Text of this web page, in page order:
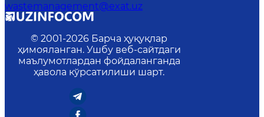
wastemanagement@exat.uz
© 2001-2026 Барча ҳуқуқлар
ҳимояланган. Ушбу веб-сайтдаги
маълумотлардан фойдаланганда
ҳавола кўрсатилиши шарт.